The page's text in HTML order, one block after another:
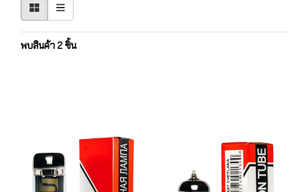
พบสินค้า 2 ชิ้น